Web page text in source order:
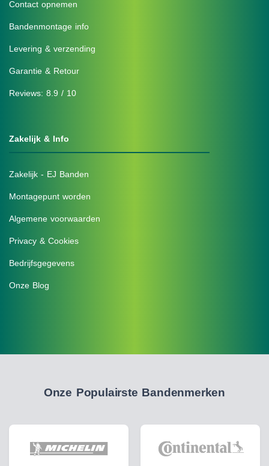
Contact opnemen
Bandenmontage info
Levering & verzending
Garantie & Retour
Reviews: 8.9 / 10
Zakelijk & Info
Zakelijk - EJ Banden
Montagepunt worden
Algemene voorwaarden
Privacy & Cookies
Bedrijfsgegevens
Onze Blog
Onze Populairste Bandenmerken